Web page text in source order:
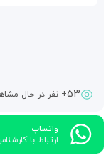
53+ نفر در حال
واتساپ
ارتباط با